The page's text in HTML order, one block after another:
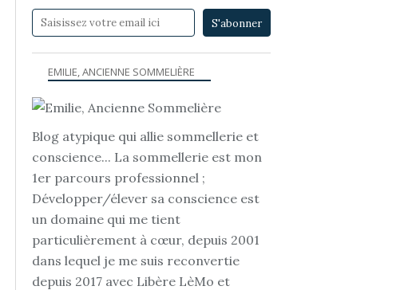
EMILIE, ANCIENNE SOMMELIÈRE
Blog atypique qui allie sommellerie et
conscience... La sommellerie est mon
1er parcours professionnel ;
Développer/élever sa conscience est
un domaine qui me tient
particulièrement à cœur, depuis 2001
dans lequel je me suis reconvertie
depuis 2017 avec Libère LèMo et